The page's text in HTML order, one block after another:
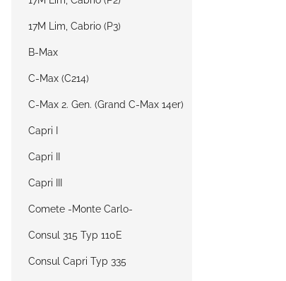
17M Lim, Cabrio (P3)
B-Max
C-Max (C214)
C-Max 2. Gen. (Grand C-Max 14er)
Capri I
Capri II
Capri III
Comete -Monte Carlo-
Consul 315 Typ 110E
Consul Capri Typ 335